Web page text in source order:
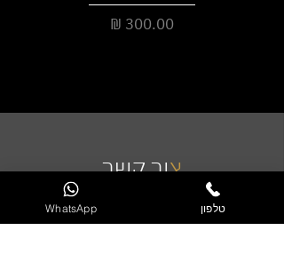
מחיר
צור קשר
WhatsApp טלפון